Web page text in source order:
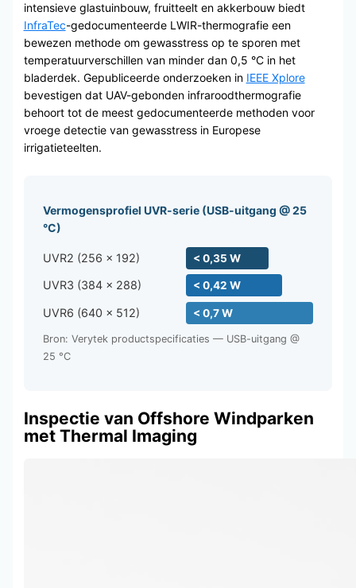
intensieve glastuinbouw, fruitteelt en akkerbouw biedt
InfraTec-gedocumenteerde LWIR-thermografie een
bewezen methode om gewasstress op te sporen met
temperatuurverschillen van minder dan 0,5 °C in het
bladerdek. Gepubliceerde onderzoeken in IEEE Xplore
bevestigen dat UAV-gebonden infraroodthermografie
behoort tot de meest gedocumenteerde methoden voor
vroege detectie van gewasstress in Europese
irrigatieteelten.
Vermogensprofiel UVR-serie (USB-uitgang @ 25
°C)
UVR2 (256 × 192) < 0,35 W
UVR3 (384 × 288) < 0,42 W
UVR6 (640 × 512) < 0,7 W
Bron: Verytek productspecificaties — USB-uitgang @
25 °C
Inspectie van Offshore Windparken
met Thermal Imaging